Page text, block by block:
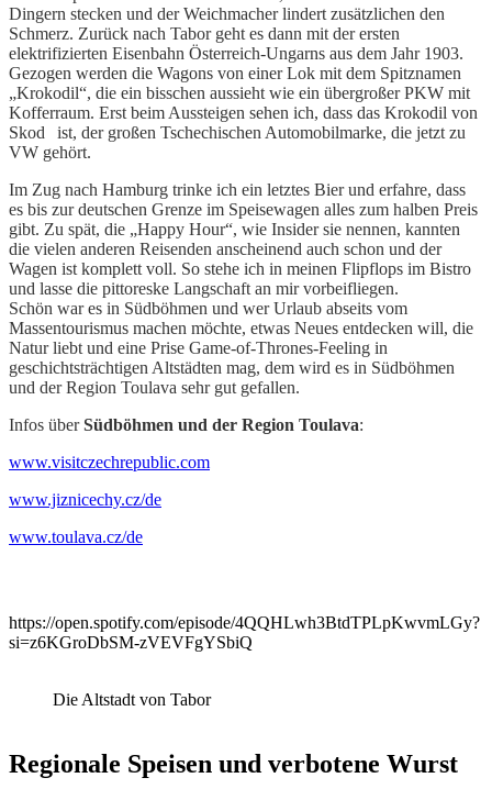
Dingern stecken und der Weichmacher lindert zusätzlichen den
Schmerz. Zurück nach Tabor geht es dann mit der ersten
elektrifizierten Eisenbahn Österreich-Ungarns aus dem Jahr 1903.
Gezogen werden die Wagons von einer Lok mit dem Spitznamen
„Krokodil“, die ein bisschen aussieht wie ein übergroßer PKW mit
Kofferraum. Erst beim Aussteigen sehen ich, dass das Krokodil von
Skod
ist, der großen Tschechischen Automobilmarke, die jetzt zu
VW gehört.
Im Zug nach Hamburg trinke ich ein letztes Bier und erfahre, dass
es bis zur deutschen Grenze im Speisewagen alles zum halben Preis
gibt. Zu spät, die „Happy Hour“, wie Insider sie nennen, kannten
die vielen anderen Reisenden anscheinend auch schon und der
Wagen ist komplett voll. So stehe ich in meinen Flipflops im Bistro
und lasse die pittoreske Langschaft an mir vorbeifliegen.
Schön war es in Südböhmen und wer Urlaub abseits vom
Massentourismus machen möchte, etwas Neues entdecken will, die
Natur liebt und eine Prise Game-of-Thrones-Feeling in
geschichtsträchtigen Altstädten mag, dem wird es in Südböhmen
und der Region Toulava sehr gut gefallen.
Infos überSüdböhmen und der Region Toulava:
www.visitczechrepublic.com
www.jiznicechy.cz/de
www.toulava.cz/de
https://open.spotify.com/episode/4QQHLwh3BtdTPLpKwvmLGy?
si=z6KGroDbSM-zVEVFgYSbiQ
Die Altstadt von Tabor
Regionale Speisen und verbotene Wurst